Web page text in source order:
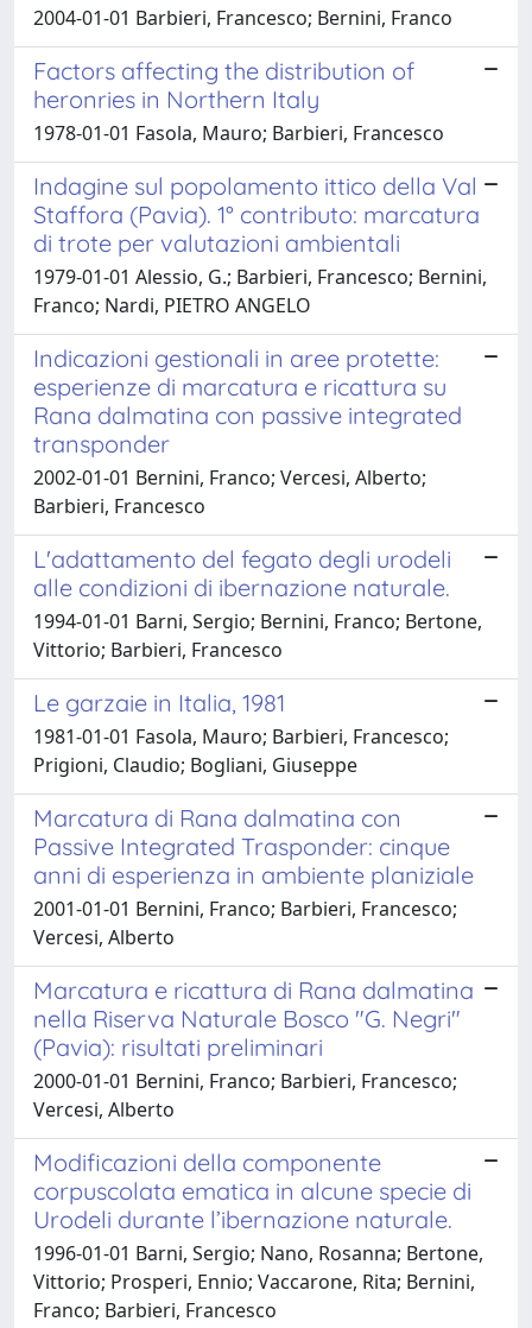
2004-01-01 Barbieri, Francesco; Bernini, Franco
Factors affecting the distribution of
heronries in Northern Italy
1978-01-01 Fasola, Mauro; Barbieri, Francesco
Indagine sul popolamento ittico della Val
Staffora (Pavia). 1° contributo: marcatura
di trote per valutazioni ambientali
1979-01-01 Alessio, G.; Barbieri, Francesco; Bernini,
Franco; Nardi, PIETRO ANGELO
Indicazioni gestionali in aree protette:
esperienze di marcatura e ricattura su
Rana dalmatina con passive integrated
transponder
2002-01-01 Bernini, Franco; Vercesi, Alberto;
Barbieri, Francesco
L'adattamento del fegato degli urodeli
alle condizioni di ibernazione naturale.
1994-01-01 Barni, Sergio; Bernini, Franco; Bertone,
Vittorio; Barbieri, Francesco
Le garzaie in Italia, 1981
1981-01-01 Fasola, Mauro; Barbieri, Francesco;
Prigioni, Claudio; Bogliani, Giuseppe
Marcatura di Rana dalmatina con
Passive Integrated Trasponder: cinque
anni di esperienza in ambiente planiziale
2001-01-01 Bernini, Franco; Barbieri, Francesco;
Vercesi, Alberto
Marcatura e ricattura di Rana dalmatina
nella Riserva Naturale Bosco "G. Negri"
(Pavia): risultati preliminari
2000-01-01 Bernini, Franco; Barbieri, Francesco;
Vercesi, Alberto
Modificazioni della componente
corpuscolata ematica in alcune specie di
Urodeli durante l’ibernazione naturale.
1996-01-01 Barni, Sergio; Nano, Rosanna; Bertone,
Vittorio; Prosperi, Ennio; Vaccarone, Rita; Bernini,
Franco; Barbieri, Francesco